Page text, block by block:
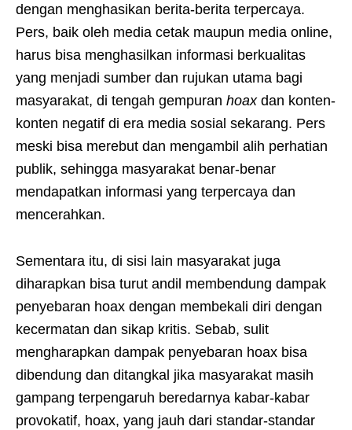
dengan menghasikan berita-berita terpercaya.
Pers, baik oleh media cetak maupun media online,
harus bisa menghasilkan informasi berkualitas
yang menjadi sumber dan rujukan utama bagi
masyarakat, di tengah gempuran hoaxdan konten-
konten negatif di era media sosial sekarang. Pers
meski bisa merebut dan mengambil alih perhatian
publik, sehingga masyarakat benar-benar
mendapatkan informasi yang terpercaya dan
mencerahkan.
Sementara itu, di sisi lain masyarakat juga
diharapkan bisa turut andil membendung dampak
penyebaran hoax dengan membekali diri dengan
kecermatan dan sikap kritis. Sebab, sulit
mengharapkan dampak penyebaran hoax bisa
dibendung dan ditangkal jika masyarakat masih
gampang terpengaruh beredarnya kabar-kabar
provokatif, hoax, yang jauh dari standar-standar